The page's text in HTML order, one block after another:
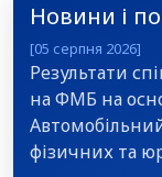
Новини і
[05 серпня 2026]
Результати
на ФМБ на
фізичних та